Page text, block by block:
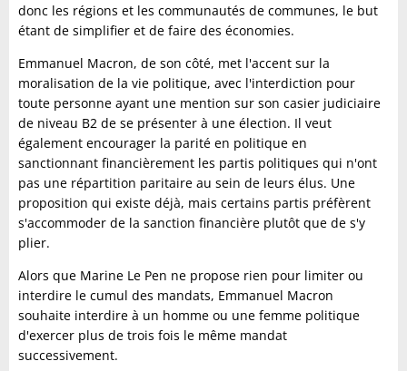
donc les régions et les communautés de communes, le but
étant de simplifier et de faire des économies.
Emmanuel Macron, de son côté, met l'accent sur la
moralisation de la vie politique, avec l'interdiction pour
toute personne ayant une mention sur son casier judiciaire
de niveau B2 de se présenter à une élection. Il veut
également encourager la parité en politique en
sanctionnant financièrement les partis politiques qui n'ont
pas une répartition paritaire au sein de leurs élus. Une
proposition qui existe déjà, mais certains partis préfèrent
s'accommoder de la sanction financière plutôt que de s'y
plier.
Alors que Marine Le Pen ne propose rien pour limiter ou
interdire le cumul des mandats, Emmanuel Macron
souhaite interdire à un homme ou une femme politique
d'exercer plus de trois fois le même mandat
successivement.